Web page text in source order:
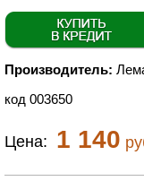
Производитель:
код 003650
Цена: 1 140